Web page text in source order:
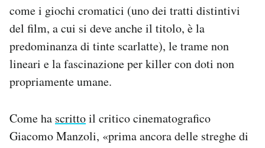
come i giochi cromatici (uno dei tratti distintivi
del film, a cui si deve anche il titolo, è la
predominanza di tinte scarlatte), le trame non
lineari e la fascinazione per killer con doti non
propriamente umane.
Come ha scrittoil critico cinematografico
Giacomo Manzoli, «prima ancora delle streghe di